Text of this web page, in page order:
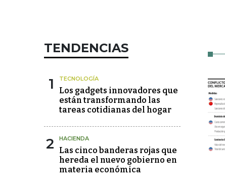
TENDENCIAS
1 TECNOLOGÍA
Los gadgets innovadores que
están transformando las
tareas cotidianas del hogar
2 HACIENDA
Las cinco banderas rojas que
hereda el nuevo gobierno en
materia económica